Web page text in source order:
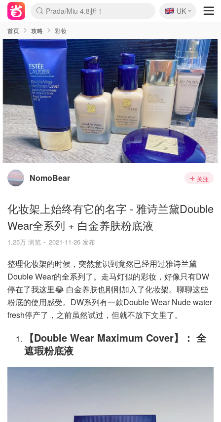
麦卢卡蜂蜜夏促！个位数！
Prada/Miu 4.8折！
啥？必胜客披萨5折！
🇬🇧
UK
首页 攻略 彩妆
NomoBear 关注
化妆架上始终有它的名字 - 雅诗兰黛Double
Wear全系列 + 白金养肤粉底液
1.25万 浏览 2021-11-26 发布
整理化妆架的时候，突然意识到竟然已经用过雅诗兰黛
Double Wear的全系列了。走马灯似的彩妆，好像只有DW
停在了我这里😂 白金养肤也刚刚加入了化妆架。聊聊这些
粉底的使用感受。DW系列有一款Double Wear Nude water
fresh停产了，之前虽然试过，但就不放下文里了。
【Double Wear Maximum Cover】： 全
遮瑕粉底液